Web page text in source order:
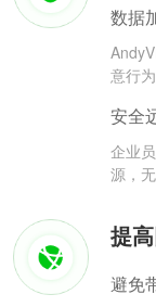
数据
意行
安全
企业
源，
提
避免